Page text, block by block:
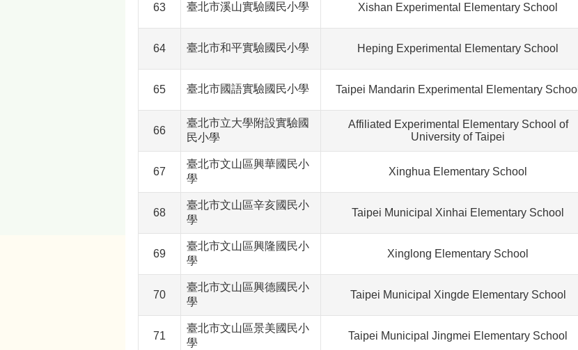
63 臺北市溪山實驗國民小學 Xishan Experimental Elementary School
64 臺北市和平實驗國民小學 Heping Experimental Elementary School
65 臺北市國語實驗國民小學 Taipei Mandarin Experimental Elementary School
66
臺北市立大學附設實驗國
民小學
Affiliated Experimental Elementary School of
University of Taipei
67
臺北市文山區興華國民小
學
Xinghua Elementary School
68
臺北市文山區辛亥國民小
學
Taipei Municipal Xinhai Elementary School
69
臺北市文山區興隆國民小
學
Xinglong Elementary School
70
臺北市文山區興德國民小
學
Taipei Municipal Xingde Elementary School
71
臺北市文山區景美國民小
學
Taipei Municipal Jingmei Elementary School